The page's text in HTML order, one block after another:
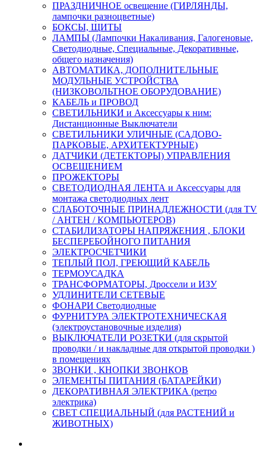
ПРАЗДНИЧНОЕ освещение (ГИРЛЯНДЫ,
лампочки разноцветные)
БОКСЫ, ЩИТЫ
ЛАМПЫ (Лампочки Накаливания, Галогеновые,
Светодиодные, Специальные, Декоративные,
общего назначения)
АВТОМАТИКА, ДОПОЛНИТЕЛЬНЫЕ
МОДУЛЬНЫЕ УСТРОЙСТВА
(НИЗКОВОЛЬТНОЕ ОБОРУДОВАНИЕ)
КАБЕЛЬ и ПРОВОД
СВЕТИЛЬНИКИ и Аксессуары к ним:
Дистанционные Выключатели
СВЕТИЛЬНИКИ УЛИЧНЫЕ (САДОВО-
ПАРКОВЫЕ, АРХИТЕКТУРНЫЕ)
ДАТЧИКИ (ДЕТЕКТОРЫ) УПРАВЛЕНИЯ
ОСВЕЩЕНИЕМ
ПРОЖЕКТОРЫ
СВЕТОДИОДНАЯ ЛЕНТА и Аксессуары для
монтажа светодиодных лент
СЛАБОТОЧНЫЕ ПРИНАДЛЕЖНОСТИ (для TV
/ АНТЕН / КОМПЬЮТЕРОВ)
СТАБИЛИЗАТОРЫ НАПРЯЖЕНИЯ , БЛОКИ
БЕСПЕРЕБОЙНОГО ПИТАНИЯ
ЭЛЕКТРОСЧЕТЧИКИ
ТЕПЛЫЙ ПОЛ, ГРЕЮЩИЙ КАБЕЛЬ
ТЕРМОУСАДКА
ТРАНСФОРМАТОРЫ, Дроссели и ИЗУ
УДЛИНИТЕЛИ СЕТЕВЫЕ
ФОНАРИ Светодиодные
ФУРНИТУРА ЭЛЕКТРОТЕХНИЧЕСКАЯ
(электроустановочные изделия)
ВЫКЛЮЧАТЕЛИ РОЗЕТКИ (для скрытой
проводки / и накладные для открытой проводки )
в помещениях
ЗВОНКИ , КНОПКИ ЗВОНКОВ
ЭЛЕМЕНТЫ ПИТАНИЯ (БАТАРЕЙКИ)
ДЕКОРАТИВНАЯ ЭЛЕКТРИКА (ретро
электрика)
СВЕТ СПЕЦИАЛЬНЫЙ (для РАСТЕНИЙ и
ЖИВОТНЫХ)